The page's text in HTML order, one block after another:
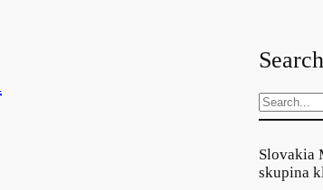
S
a
r
Slovakia
skupina